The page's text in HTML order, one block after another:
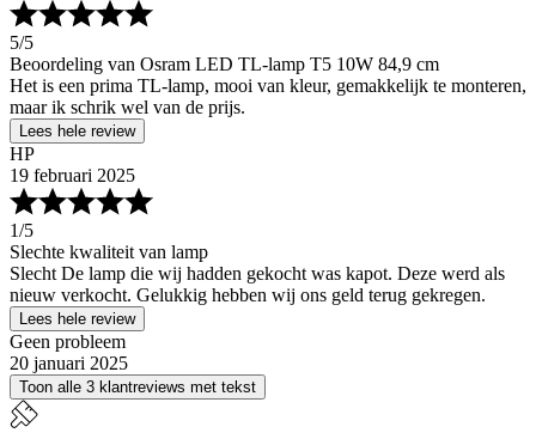
5/5
Beoordeling van Osram LED TL-lamp T5 10W 84,9 cm
Het is een prima TL-lamp, mooi van kleur, gemakkelijk te monteren,
maar ik schrik wel van de prijs.
Lees hele review
HP
19 februari 2025
1/5
Slechte kwaliteit van lamp
Slecht De lamp die wij hadden gekocht was kapot. Deze werd als
nieuw verkocht. Gelukkig hebben wij ons geld terug gekregen.
Lees hele review
Geen probleem
20 januari 2025
Toon alle 3 klantreviews met tekst